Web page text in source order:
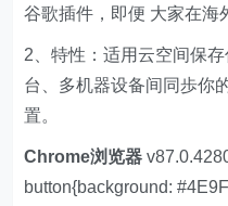
谷歌插件，即便 大家在海
2、特性：适用云空间保
台、多机器设备间同歩你
置。
Chrome浏览器
button{background: